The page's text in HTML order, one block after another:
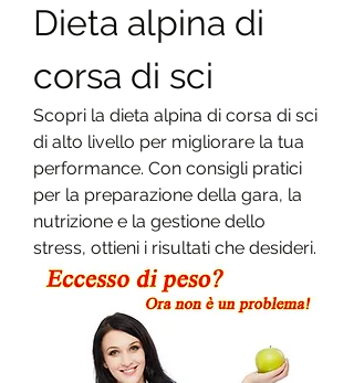
Dieta alpina di
corsa di sci
Scopri la dieta alpina di corsa di sci
di alto livello per migliorare la tua
performance. Con consigli pratici
per la preparazione della gara, la
nutrizione e la gestione dello
stress, ottieni i risultati che desideri.